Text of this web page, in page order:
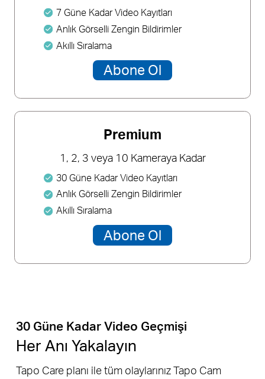
7 Güne Kadar Video Kayıtları
Anlık Görselli Zengin Bildirimler
Akıllı Sıralama
Abone Ol
Premium
1, 2, 3 veya 10 Kameraya Kadar
30 Güne Kadar Video Kayıtları
Anlık Görselli Zengin Bildirimler
Akıllı Sıralama
Abone Ol
30 Güne Kadar Video Geçmişi
Her Anı Yakalayın
Tapo Care planı ile tüm olaylarınız Tapo Cam